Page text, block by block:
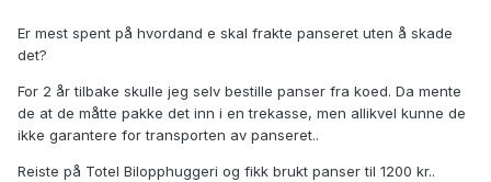
Er mest spent på hvordand e skal frakte panseret uten å skade
det?
For 2 år tilbake skulle jeg selv bestille panser fra koed. Da mente
de at de måtte pakke det inn i en trekasse, men allikvel kunne de
ikke garantere for transporten av panseret..
Reiste på Totel Bilopphuggeri og fikk brukt panser til 1200 kr..